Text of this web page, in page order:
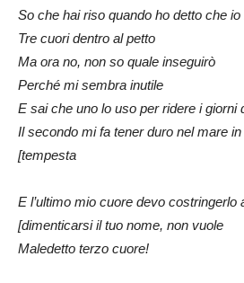
So che hai riso quando ho detto che io
Tre cuori dentro al petto
Ma ora no, non so quale inseguirò
Perché mi sembra inutile
E sai che uno lo uso per ridere i giorni
Il secondo mi fa tener duro nel mare in
[tempesta
E l’ultimo mio cuore devo costringerlo
[dimenticarsi il tuo nome, non vuole
Maledetto terzo cuore!